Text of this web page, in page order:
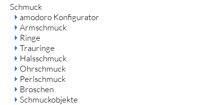
Navigation
überspringen
Schmuck
amodoro Konfigurator
Armschmuck
Ringe
Trauringe
Halsschmuck
Ohrschmuck
Perlschmuck
Broschen
Schmuckobjekte